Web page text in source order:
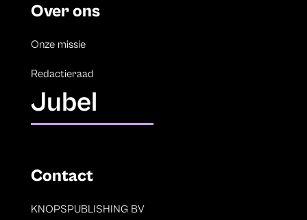
Over ons
Onze missie
Redactieraad
Jubel
Contact
KNOPSPUBLISHING BV